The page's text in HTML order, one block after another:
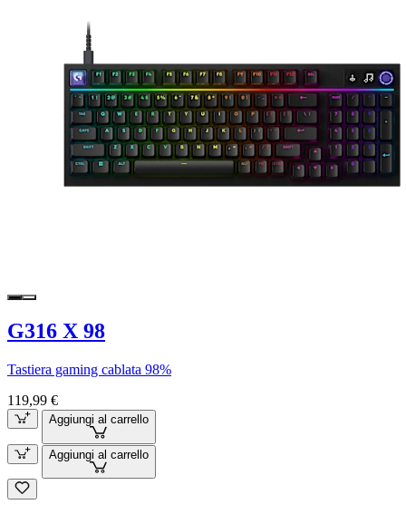
G316 X 98
Tastiera gaming cablata 98%
119,99 €
Aggiungi al carrello
Aggiungi al carrello